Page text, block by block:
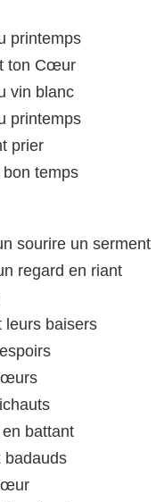
printemps
ton Cœur
vin blanc
printemps
prier
temps
sourire un serment
regard en riant
leurs baisers
battant
badauds